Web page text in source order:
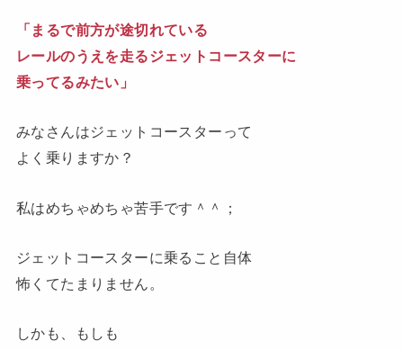
「まるで前方が途切れている
レールのうえを走るジェットコースターに
乗ってるみたい」
みなさんはジェットコースターって
よく乗りますか？
私はめちゃめちゃ苦手です ＾＾；
ジェットコースターに乗ること自体
怖くてたま りません。
しかも、もしも